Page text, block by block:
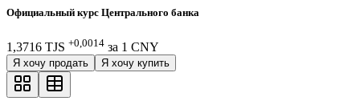
Официальный курс Центрального банка
1,3716 TJS +0,0014 за 1 CNY
Я хочу продать Я хочу купить